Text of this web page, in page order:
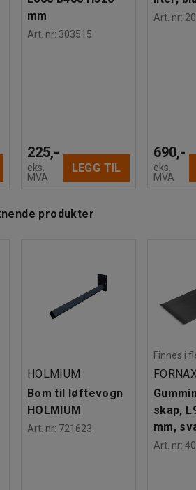
mm
Art. nr: 303515
225,-
eks.
MVA
LEGG TIL
Art. nr:
690,-
eks.
MVA
produkter
HOLMIUM
Bom til løftevogn
HOLMIUM
Art. nr: 721623
Finnes i
skap,
mm,
Art. nr: